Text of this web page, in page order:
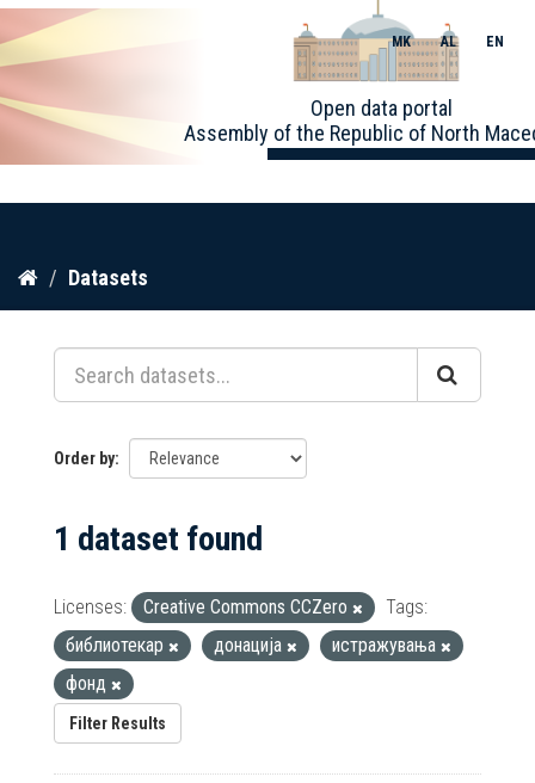
Skip
content
Open data portal
Assembly of the Republic of North
MK AL EN
Datasets
Order by
1 dataset found
Licenses: Creative Commons CCZero
Tags:
библиотекар
донација
истражувања
фонд
Filter Results